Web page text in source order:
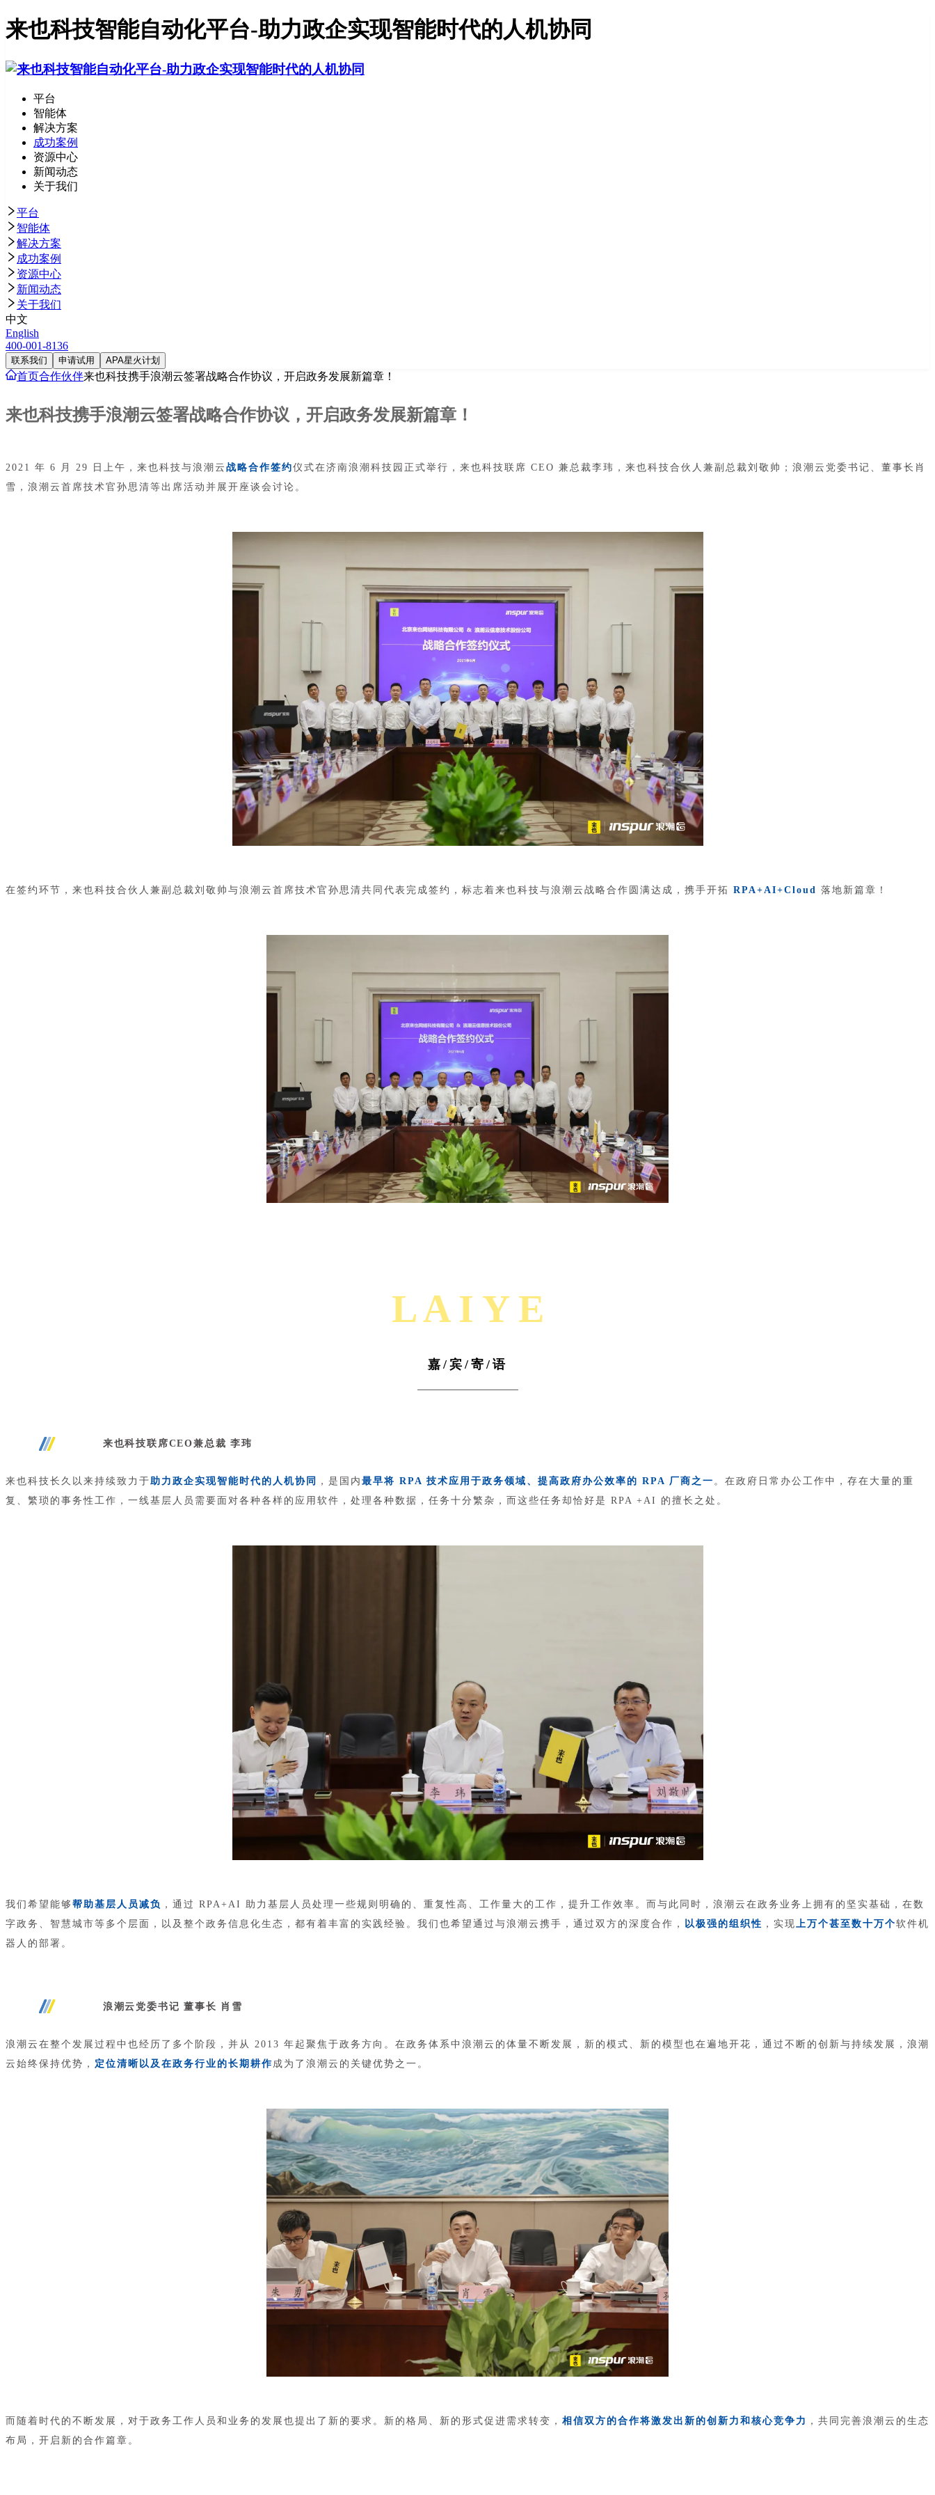
来也科技智能自动化平台-助力政企实现智能时代的人机协同
平台
智能体
解决方案
成功案例
资源中心
新闻动态
关于我们
平台
智能体
解决方案
成功案例
资源中心
新闻动态
关于我们
中文
English
400-001-8136
联系我们 申请试用 APA星火计划
首页合作伙伴来也科技携手浪潮云签署战略合作协议，开启政务发展新篇章！
来也科技携手浪潮云签署战略合作协议，开启政务发展新篇章！
2021 年 6 月 29 日上午，来也科技与浪潮云 战略合作签约仪式在济南浪潮科技园正式举行，来也科技联席 CEO 兼总裁李玮，来也科技合伙人兼副总裁刘敬帅；浪潮云党委书记、董事长肖
雪，浪潮云首席技术官孙思清等出席活动并展开座谈会讨论。
在签约环节，来也科技合伙人兼副总裁刘敬帅与浪潮云首席技术官孙思清共同代表完成签约，标志着来也科技与浪潮云战略合作圆满达成，携手开拓 RPA+AI+Cloud 落地新篇章！
L A I Y E
嘉/宾/寄/语
来也科技联席CEO兼总裁 李玮
来也科技长久以来持续致力于助力政企实现智能时代的人机协同 ，是国内 最早将 RPA 技术应用于政务领域、提高政府办公效率的 RPA 厂商之一 。在政府日常办公工作中，存在大量的重
复、繁琐的事务性工作，一线基层人员需要面对各种各样的应用软件，处理各种数据，任务十分繁杂，而这些任务却恰好是 RPA +AI 的擅长之处。
我们希望能够 帮助基层人员减负 ，通过 RPA+AI 助力基层人员处理一些规则明确的、重复性高、工作量大的工作，提升工作效率。而与此同时，浪潮云在政务业务上拥有的坚实基础，在数
字政务、智慧城市等多个层面，以及整个政务信息化生态，都有着丰富的实践经验。我们也希望通过与浪潮云携手，通过双方的深度合作，
以极强的组织性 ，实现 上万个甚至数十万个软件机
器人的部署。
浪潮云党委书记 董事长 肖雪
浪潮云在整个发展过程中也经历了多个阶段，并从 2013 年起聚焦于政务方向。在政务体系中浪潮云的体量不断发展，新的模式、新的模型也在遍地开花，通过不断的创新与持续发展，浪潮
云始终保持优势， 定位清晰以及在政务行业的长期耕作成为了浪潮云的关键优势之一。
而随着时代的不断发展，对于政务工作人员和业务的发展也提出了新的要求。新的格局、新的形式促进需求转变， 相信双方的合作将激发出新的创新力和核心竞争力 ，共同完善浪潮云的生态
布局，开启新的合作篇章。